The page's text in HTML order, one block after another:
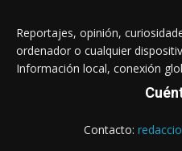
Reportajes, opinión,
ordenador o cualquier
Información local, conexión
Contacto: